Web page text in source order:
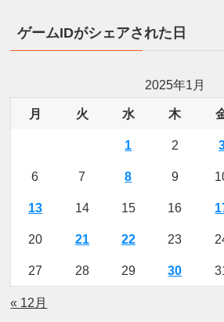
ゲームIDがシェアされた日
2025年1月
月 火 水 木
1 2
6 7 8 9
13 14 15 16
20 21 22 23
27 28 29 30
« 12月